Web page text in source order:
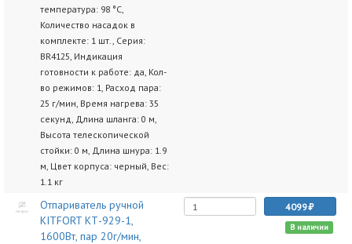
температура: 98 °C,
Количество насадок в
комплекте: 1 шт., Серия:
BR4125, Индикация
готовности к работе: да, Кол-
во режимов: 1, Расход пара:
25 г/мин, Время нагрева: 35
секунд, Длина шланга: 0 м,
Высота телескопической
стойки: 0 м, Длина шнура: 1.9
м, Цвет корпуса: черный, Вес:
1.1 кг
Отпариватель ручной
KITFORT КТ-929-1,
1600Вт, пар 20г/мин,
4099
В наличии